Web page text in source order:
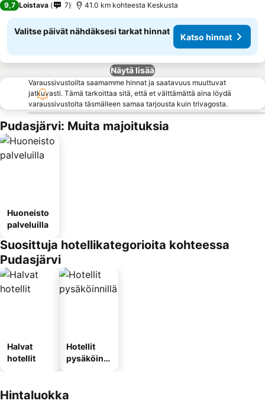
9,7 Loistava 7 41.0 km kohteesta Keskusta
Valitse päivät nähdäksesi tarkat hinnat
Katso hinnat
Näytä lisää
Varaussivustoilta saamamme hinnat ja saatavuus muuttuvat
jatkuvasti. Tämä tarkoittaa sitä, että et välttämättä aina löydä
varaussivustolta täsmälleen samaa tarjousta kuin trivagosta.
Pudasjärvi: Muita majoituksia
Huoneisto
palveluilla
Suosittuja hotellikategorioita kohteessa
Pudasjärvi
Halvat
hotellit
Hotellit
pysäköinni
Hintaluokka